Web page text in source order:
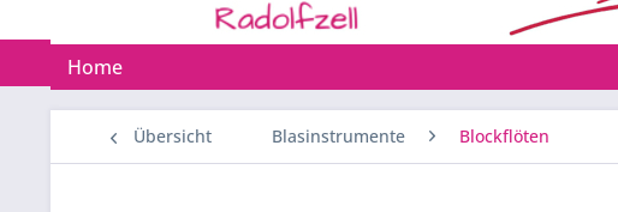
Home
Übersicht Blasinstrumente Blockflöten